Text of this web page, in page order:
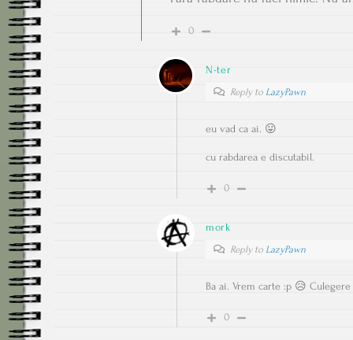
0
N-ter
Reply to LazyPawn
eu vad ca ai. 😛
cu rabdarea e discutabil.
0
mork
Reply to LazyPawn
Ba ai. Vrem carte :p 😥
0